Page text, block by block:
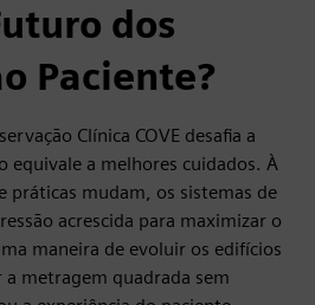
dos
Paciente?
Clínica COVE desafia a
equivale a melhores cuidados. À
práticas mudam, os sistemas de
acrescida para maximizar o
maneira de evoluir os edifícios
metragem quadrada sem